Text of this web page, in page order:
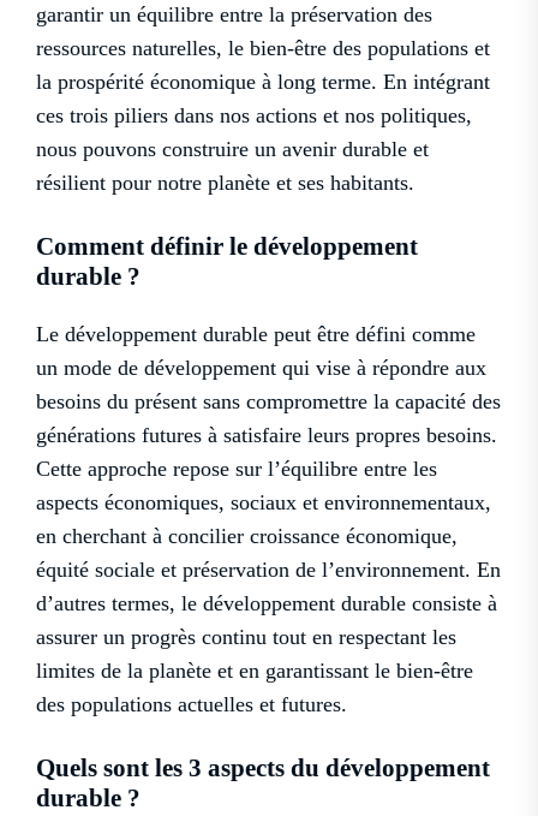
garantir un équilibre entre la préservation des
ressources naturelles, le bien-être des populations et
la prospérité économique à long terme. En intégrant
ces trois piliers dans nos actions et nos politiques,
nous pouvons construire un avenir durable et
résilient pour notre planète et ses habitants.
Comment définir le développement
durable ?
Le développement durable peut être défini comme
un mode de développement qui vise à répondre aux
besoins du présent sans compromettre la capacité des
générations futures à satisfaire leurs propres besoins.
Cette approche repose sur l’équilibre entre les
aspects économiques, sociaux et environnementaux,
en cherchant à concilier croissance économique,
équité sociale et préservation de l’environnement. En
d’autres termes, le développement durable consiste à
assurer un progrès continu tout en respectant les
limites de la planète et en garantissant le bien-être
des populations actuelles et futures.
Quels sont les 3 aspects du développement
durable ?